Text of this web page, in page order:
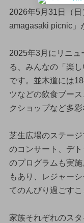
2026年5月31日（
amagasaki picnic」
2025年3月にリニ
る、みんなの「楽
です。並木道には
ツなどの飲食ブー
クショップなど多彩
芝生広場のステー
のコンサート、デ
のプログラムも実
もあり、レジャー
てのんびり過ごすこ
家族それぞれのス